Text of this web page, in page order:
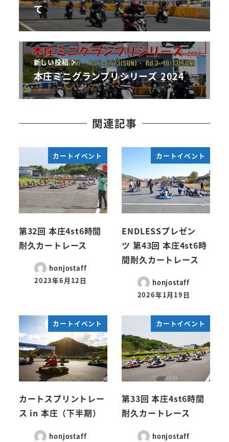
て
新しい投稿
本庄ミニグランプリシリーズ 2024
関連記事
カートイベント
第32回 本庄4st6時間
耐久カートレース
honjostaff
2023年6月12日
カートイベント
ENDLESSプレゼン
ツ 第43回 本庄4st6時
間耐久カートレース
honjostaff
2026年1月19日
カートイベント
カートスプリントレー
ス in 本庄（下半期）
honjostaff
カートイベント
第33回 本庄4st6時間
耐久カートレース
honjostaff